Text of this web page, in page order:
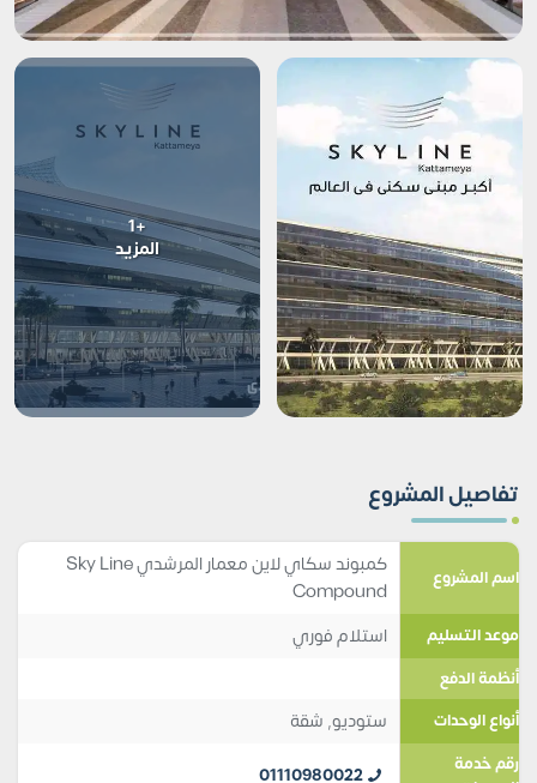
+1
المزيد
تفاصيل المشروع
اسم المشروع
كمبوند سكاي لاين معمار المرشدي Sky Line
Compound
موعد التسليم استلام فوري
أنظمة الدفع
أنواع الوحدات
ستوديو, شقة
رقم خدمة
01110980022